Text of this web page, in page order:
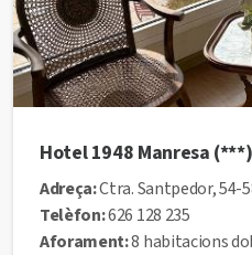
Hotel 1948 Manresa (***)
Adreça:Ctra. Santpedor, 54-
Telèfon:626 128 235
Aforament:8 habitacions